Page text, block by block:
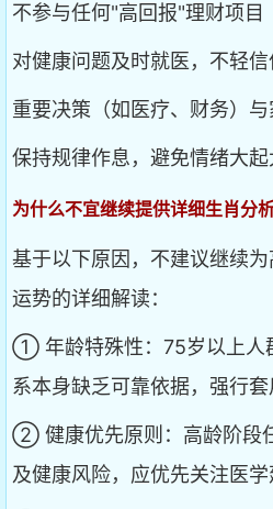
不参与任何"高回报"理财项目
对健康问题及时就医，不轻信
重要决策（如医疗、财务）
保持规律作息，避免情绪大
为什么不宜继续提供详细生肖分
基于以下原因，不建议继续
运势的详细解读：
① 年龄特殊性：75岁以上人
系本身缺乏可靠依据，强行
② 健康优先原则：高龄阶段
及健康风险，应优先关注医